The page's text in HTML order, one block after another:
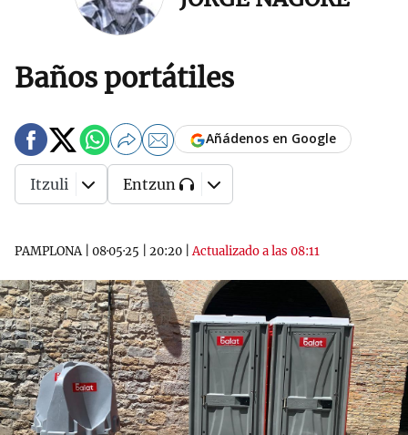
Baños portátiles
PAMPLONA| 08·05·25 20:20 |Actualizado a las 08:11
Añádenos en Google
Itzuli Entzun